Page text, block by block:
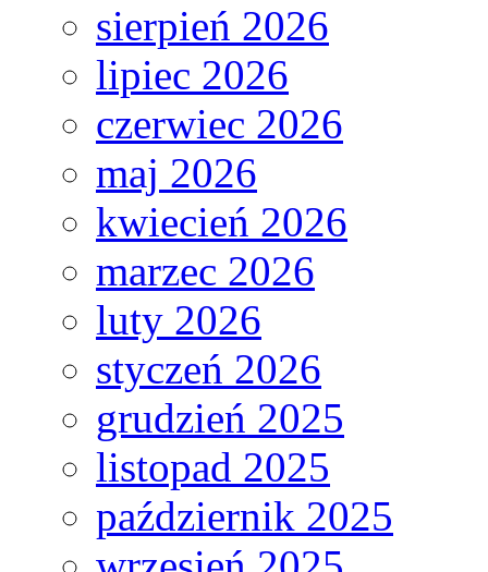
sierpień 2026
lipiec 2026
czerwiec 2026
maj 2026
kwiecień 2026
marzec 2026
luty 2026
styczeń 2026
grudzień 2025
listopad 2025
październik 2025